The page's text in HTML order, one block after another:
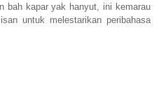
bah kapar yak hanyut, ini kemarau
untuk melestarikan peribahasa